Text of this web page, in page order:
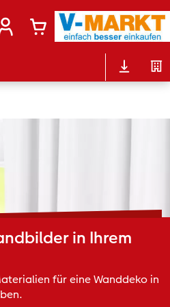
in Ihrem
für eine Wanddeko in